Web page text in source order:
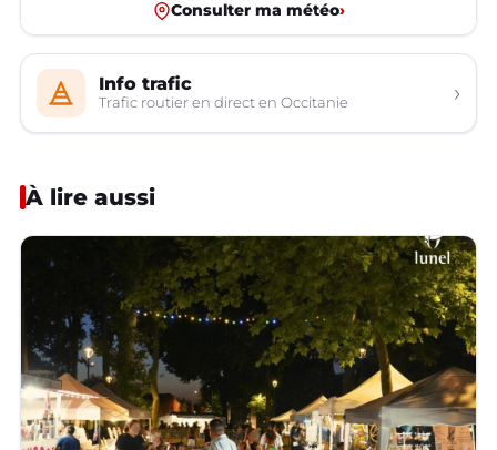
Consulter ma météo›
Info trafic
Trafic routier en direct en Occitanie ›
À lire aussi